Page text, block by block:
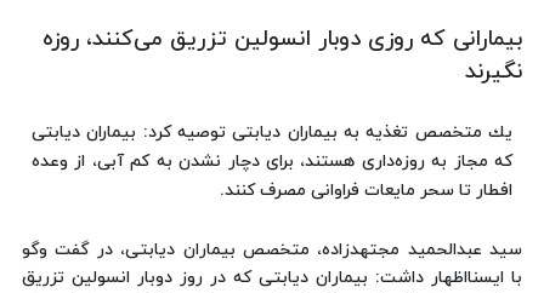
بیمارانی كه روزی دوبار انسولین تزریق می‌كنند، روزه
نگیرند
یك متخصص تغذیه به بیماران دیابتی توصیه كرد: بیماران دیابتی
كه مجاز به روزه‌داری هستند، برای دچار نشدن به كم آبی، از وعده
افطار تا سحر مایعات فراوانی مصرف كنند.
سید عبدالحمید مجتهدزاده، متخصص بیماران دیابتی، در گفت وگو
با ایسنااظهار داشت: بیماران دیابتی كه در روز دوبار انسولین تزریق